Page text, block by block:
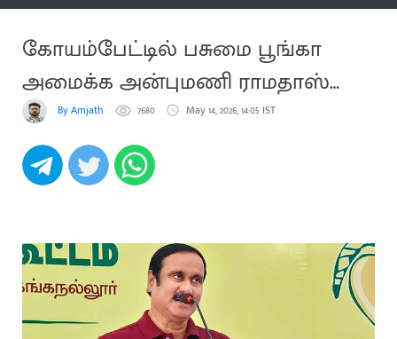
கோயம்பேட்டில் பசுமை பூங்கா
அமைக்க அன்புமணி ராமதாஸ்
கோரிக்கை
By Amjath 7680 May 14, 2026, 14:05 IST